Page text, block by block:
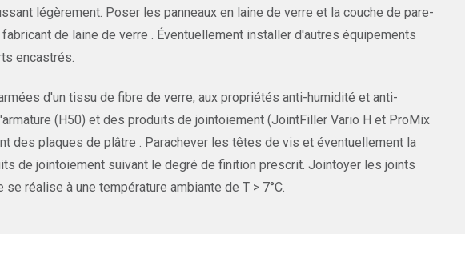
légèrement. Poser les panneaux en laine de verre et la couche de pare-
de laine de verre . Éventuellement installer d'autres équipements
encastrés.
d'un tissu de fibre de verre, aux propriétés anti-humidité et anti-
(H50) et des produits de jointoiement (JointFiller Vario H et ProMix
des plaques de plâtre . Parachever les têtes de vis et éventuellement la
de jointoiement suivant le degré de finition prescrit. Jointoyer les joints
réalise à une température ambiante de T > 7°C.